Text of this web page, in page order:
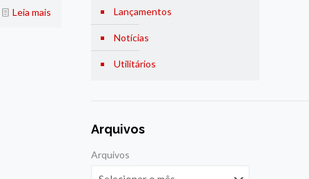
Leia mais Lançamentos
Notícias
Utilitários
Arquivos
Arquivos